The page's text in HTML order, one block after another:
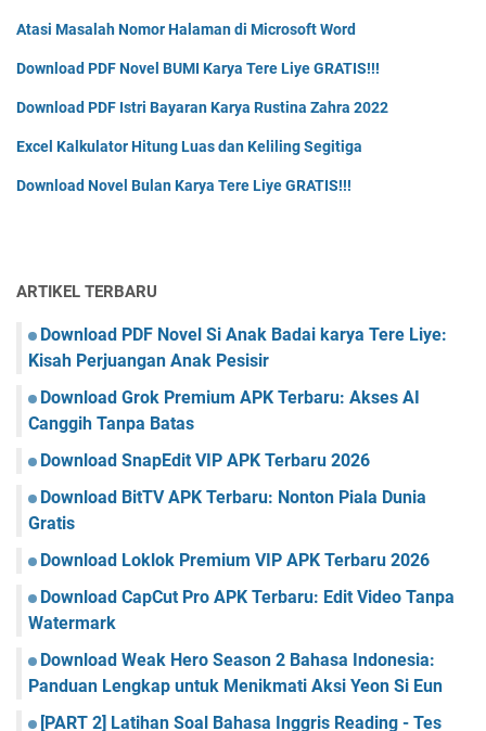
Atasi Masalah Nomor Halaman di Microsoft Word
Download PDF Novel BUMI Karya Tere Liye GRATIS!!!
Download PDF Istri Bayaran Karya Rustina Zahra 2022
Excel Kalkulator Hitung Luas dan Keliling Segitiga
Download Novel Bulan Karya Tere Liye GRATIS!!!
ARTIKEL TERBARU
Download PDF Novel Si Anak Badai karya Tere Liye:
Kisah Perjuangan Anak Pesisir
Download Grok Premium APK Terbaru: Akses AI
Canggih Tanpa Batas
Download SnapEdit VIP APK Terbaru 2026
Download BitTV APK Terbaru: Nonton Piala Dunia
Gratis
Download Loklok Premium VIP APK Terbaru 2026
Download CapCut Pro APK Terbaru: Edit Video Tanpa
Watermark
Download Weak Hero Season 2 Bahasa Indonesia:
Panduan Lengkap untuk Menikmati Aksi Yeon Si Eun
[PART 2] Latihan Soal Bahasa Inggris Reading - Tes